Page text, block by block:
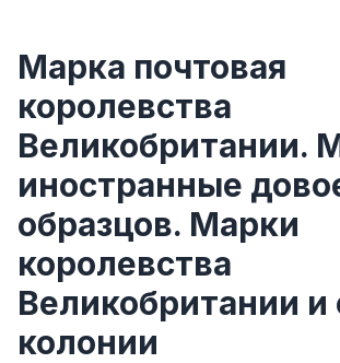
Марка почтовая
королевства
Великобритании.
иностранные
образцов. Марки
королевства
Великобритании и
колонии